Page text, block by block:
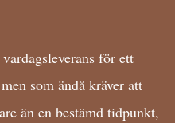
för ett
som ändå kräver att
än en bestämd tidpunkt,